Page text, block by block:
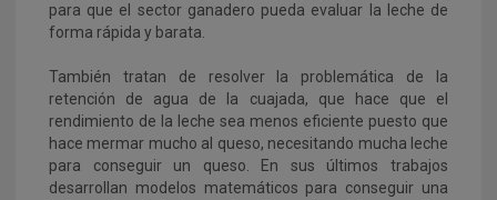
para que el sector ganadero pueda evaluar la leche de
forma rápida y barata.
También tratan de resolver la problemática de la
retención de agua de la cuajada, que hace que el
rendimiento de la leche sea menos eficiente puesto que
hace mermar mucho al queso, necesitando mucha leche
para conseguir un queso. En sus últimos trabajos
desarrollan modelos matemáticos para conseguir una